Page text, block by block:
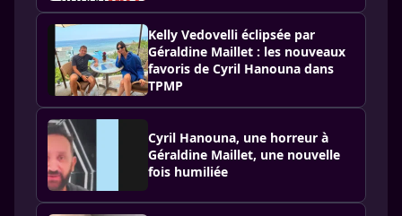
Kelly Vedovelli éclipsée par
Géraldine Maillet : les nouveaux
favoris de Cyril Hanouna dans
TPMP
Cyril Hanouna, une horreur à
Géraldine Maillet, une nouvelle
fois humiliée